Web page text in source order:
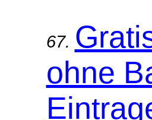
67.
ohne